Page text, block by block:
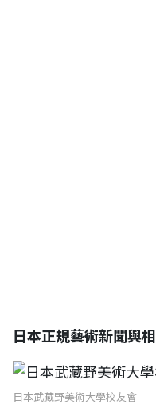
日本正規藝術新聞與
日本武藏野美術大學校友會